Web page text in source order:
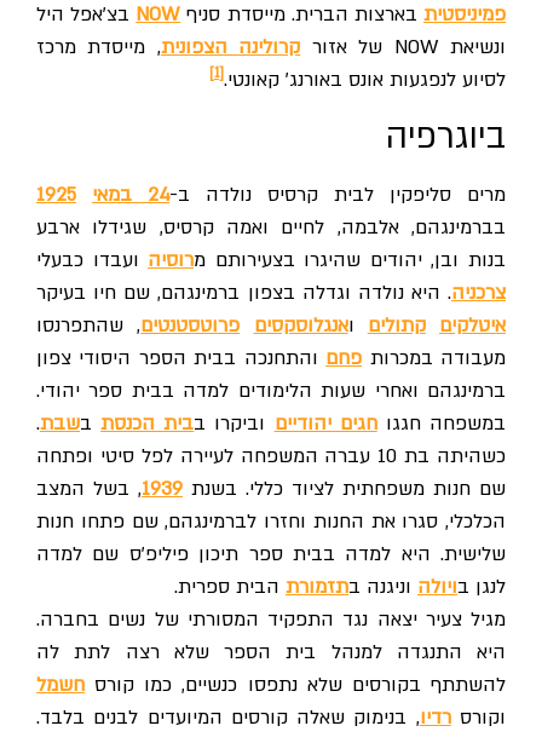
פמיניסטיתבארצות הברית. מייסדת סניף NOW בצ'אפל היל
ונשיאת NOW של אזור
קרולינה הצפונית, מייסדת מרכז
לסיוע לנפגעות אונס באורנג' קאונטי.[1]
ביוגרפיה
מרים סליפקין לבית קרסיס נולדה ב-24 במאי
1925
בברמינגהם, אלבמה, לחיים ואמה קרסיס, שגידלו ארבע
בנות ובן, יהודים שהיגרו בצעירותם מרוסיה ועבדו כבעלי
צרכניה. היא נולדה וגדלה בצפון ברמינגהם, שם חיו בעיקר
איטלקים קתולים ואנגלוסקסים פרוטסטנטים, שהתפרנסו
מעבודה במכרות פחם והתחנכה בבית הספר היסודי צפון
ברמינגהם ואחרי שעות הלימודים למדה בבית ספר יהודי.
במשפחה חגגוחגים יהודיים וביקרו בבית הכנסתבשבת.
כשהיתה בת 10 עברה המשפחה לעיירה לפל סיטי ופתחה
שם חנות משפחתית לציוד כללי. בשנת 1939, בשל המצב
הכלכלי, סגרו את החנות וחזרו לברמינגהם, שם פתחו חנות
שלישית. היא למדה בבית ספר תיכון פיליפ'ס שם למדה
לנגן בויולה וניגנה בתזמורת הבית ספרית.
מגיל צעיר יצאה נגד התפקיד המסורתי של נשים בחברה.
היא התנגדה למנהל בית הספר שלא רצה לתת לה
להשתתף בקורסים שלא נתפסו כנשיים, כמו קורס חשמל
וקורסרדיו, בנימוק שאלה קורסים המיועדים לבנים בלבד.